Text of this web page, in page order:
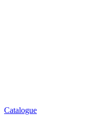
Catalogue